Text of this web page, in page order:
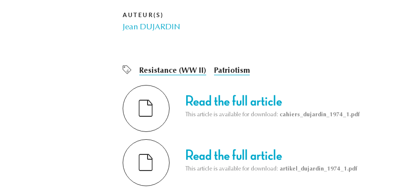
AUTEUR(S)
Jean DUJARDIN
Resistance (WW II) Patriotism
Read the full article
This article is available for download: cahiers_dujardin_1974_1.pdf
Read the full article
This article is available for download: artikel_dujardin_1974_1.pdf